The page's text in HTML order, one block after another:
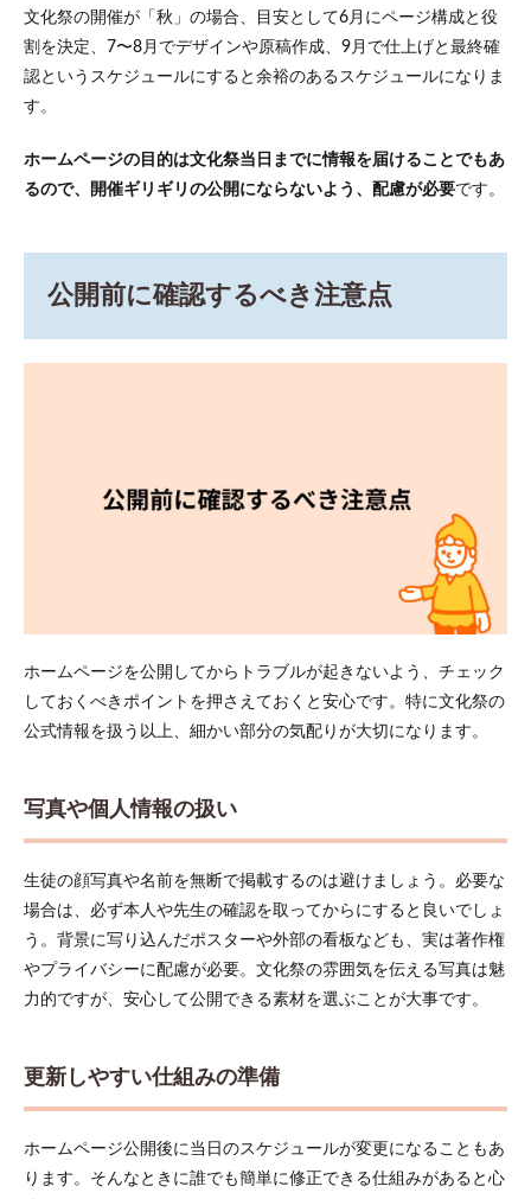
文化祭の開催が「秋」の場合、目安として6月にページ構成と役
割を決定、7〜8月でデザインや原稿作成、9月で仕上げと最終確
認というスケジュールにすると余裕のあるスケジュールになりま
す。
ホームページの目的は文化祭当日までに情報を届けることでもあ
るので、開催ギリギリの公開にならないよう、配慮が必要です。
公開前に確認するべき注意点
ホームページを公開してからトラブルが起きないよう、チェック
しておくべきポイントを押さえておくと安心です。特に文化祭の
公式情報を扱う以上、細かい部分の気配りが大切になります。
写真や個人情報の扱い
生徒の顔写真や名前を無断で掲載するのは避けましょう。必要な
場合は、必ず本人や先生の確認を取ってからにすると良いでしょ
う。背景に写り込んだポスターや外部の看板なども、実は著作権
やプライバシーに配慮が必要。文化祭の雰囲気を伝える写真は魅
力的ですが、安心して公開できる素材を選ぶことが大事です。
更新しやすい仕組みの準備
ホームページ公開後に当日のスケジュールが変更になることもあ
ります。そんなときに誰でも簡単に修正できる仕組みがあると心